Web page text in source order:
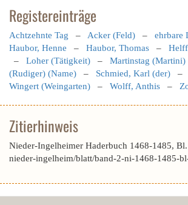
Registereinträge
Achtzehnte Tag – Acker (Feld) – ehrbare
Haubor, Henne – Haubor, Thomas –
– Loher (Tätigkeit) – Martinstag (Martini)
(Rudiger) (Name) – Schmied, Karl (der) –
Wingert (Weingarten) – Wolff, Anthis –
Zitierhinweis
Nieder-Ingelheimer Haderbuch 1468-1485,
nieder-ingelheim/blatt/band-2-ni-1468-1485-